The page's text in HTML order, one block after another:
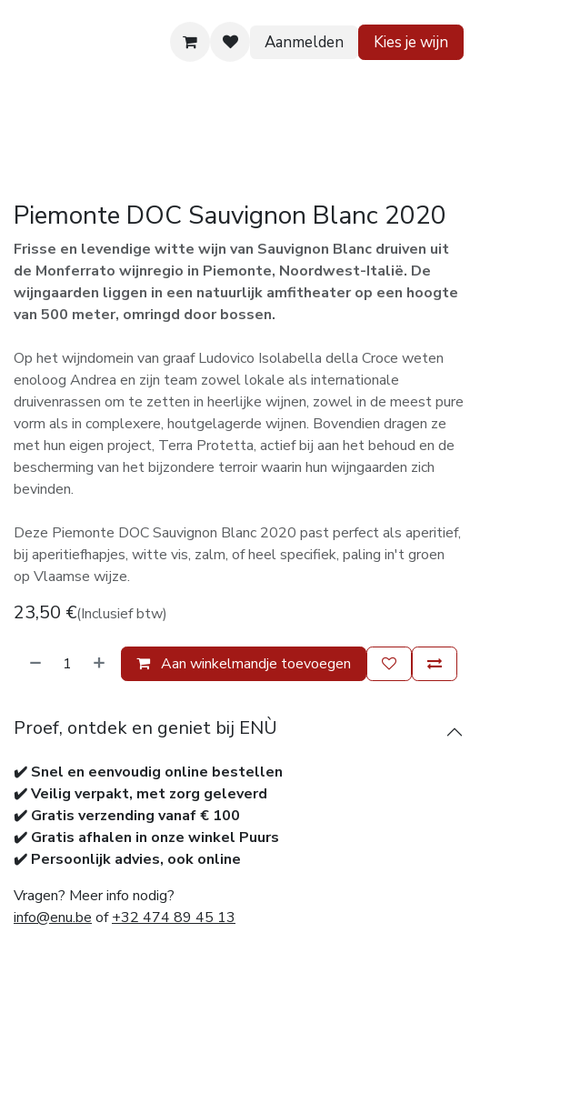
Aanmelden Kies je wijn
Piemonte DOC Sauvignon Blanc 2020
Frisse en levendige witte wijn van Sauvignon Blanc druiven uit
de Monferrato wijnregio in Piemonte, Noordwest-Italië. De
wijngaarden liggen in een natuurlijk amfitheater op een hoogte
van 500 meter, omringd door bossen.
Op het wijndomein van graaf Ludovico Isolabella della Croce weten
enoloog Andrea en zijn team zowel lokale als internationale
druivenrassen om te zetten in heerlijke wijnen, zowel in de meest pure
vorm als in complexere, houtgelagerde wijnen. Bovendien dragen ze
met hun eigen project, Terra Protetta, actief bij aan het behoud en de
bescherming van het bijzondere terroir waarin hun wijngaarden zich
bevinden.
Deze Piemonte DOC Sauvignon Blanc 2020 past perfect als aperitief,
bij aperitiefhapjes, witte vis, zalm, of heel specifiek, paling in't groen
op Vlaamse wijze.
23,50 €(Inclusief btw)
Aan winkelmandje toevoegen
Proef, ontdek en geniet bij ENÙ
✔️ Snel en eenvoudig online bestellen
✔️ Veilig verpakt, met zorg geleverd
✔️ Gratis verzending vanaf € 100
✔️ Gratis afhalen in onze winkel Puurs
✔️ Persoonlijk advies, ook online
Vragen? Meer info nodig?
info@enu.be of+32 474 89 45 13